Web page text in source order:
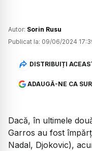
Autor: Sorin Rusu
Publicat la: 09/06/2024
DISTRIBUIȚI
ADAUGĂ-NE CA
Dacă, în ultimele
Garros au fost
Nadal, Djokovic),